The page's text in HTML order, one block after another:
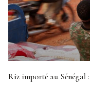
Riz importé au Sénégal